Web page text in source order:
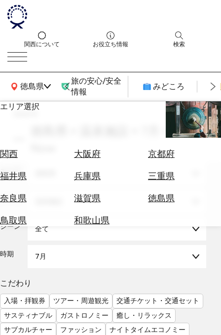
関西について お役立ち情報 検索
徳島県
関西広域MAP
旅の安心/安全
情報
みどころ
エリア選択
関西 大阪府
京都府
福井県
兵庫県
三重県
奈良県
滋賀県
徳島県
鳥取県
和歌山県
エ
券
テ
を
る
天
気
を
見
る
search
徳島県 × 温泉施設 × 7月 × Book
エリア
テーマ
シーン 全て
時期 7月
こだわり
入場・拝観券 ツアー・周遊観光
交通チケット・交通セット
サスティナブル
ガストロノミー
癒し・リラックス
サブカルチャー
ファッション
ナイトタイムエコノミー